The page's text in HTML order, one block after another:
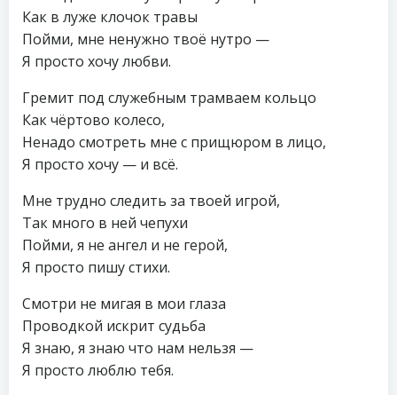
Как в луже клочок травы
Пойми, мне ненужно твоё нутро —
Я просто хочу любви.
Гремит под служебным трамваем кольцо
Как чёртово колесо,
Ненадо смотреть мне с прищюром в лицо,
Я просто хочу — и всё.
Мне трудно следить за твоей игрой,
Так много в ней чепухи
Пойми, я не ангел и не герой,
Я просто пишу стихи.
Смотри не мигая в мои глаза
Проводкой искрит судьба
Я знаю, я знаю что нам нельзя —
Я просто люблю тебя.